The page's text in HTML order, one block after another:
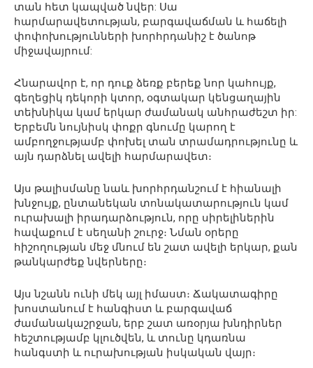
տան հետ կապված նվեր: Սա
հարմարավետության, բարգավաճման և հաճելի
փոփոխությունների խորհրդանիշ է ծանոթ
միջավայրում:
Հնարավոր է, որ դուք ձեռք բերեք նոր կահույք,
գեղեցիկ դեկորի կտոր, օգտակար կենցաղային
տեխնիկա կամ երկար ժամանակ անհրաժեշտ իր:
Երբեմն նույնիսկ փոքր գնումը կարող է
ամբողջությամբ փոխել տան տրամադրությունը և
այն դարձնել ավելի հարմարավետ։
Այս թալիսմանը նաև խորհրդանշում է հիանալի
խնջույք, ընտանեկան տոնակատարություն կամ
ուրախալի իրադարձություն, որը սիրելիներին
հավաքում է սեղանի շուրջ։ Նման օրերը
հիշողության մեջ մնում են շատ ավելի երկար, քան
թանկարժեք նվերները։
Այս նշանն ունի մեկ այլ իմաստ։ Ճակատագիրը
խոստանում է հանգիստ և բարգավաճ
ժամանակաշրջան, երբ շատ առօրյա խնդիրներ
հեշտությամբ կլուծվեն, և տունը կդառնա
հանգստի և ուրախության իսկական վայր։